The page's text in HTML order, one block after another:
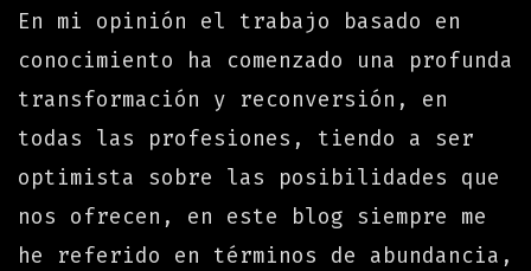
En mi opinión el trabajo basado en
conocimiento ha comenzado una profunda
transformación y reconversión, en
todas las profesiones, tiendo a ser
optimista sobre las posibilidades que
nos ofrecen, en este blog siempre me
he referido en términos de abundancia,